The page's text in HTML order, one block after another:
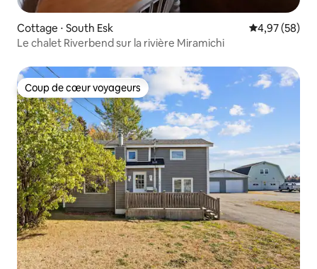
Cottage ⋅ South Esk Évaluation
4,97 (58)
Le chalet Riverbend sur la rivière Miramichi
Coup de cœur voyageurs
Coup de cœur voyageurs